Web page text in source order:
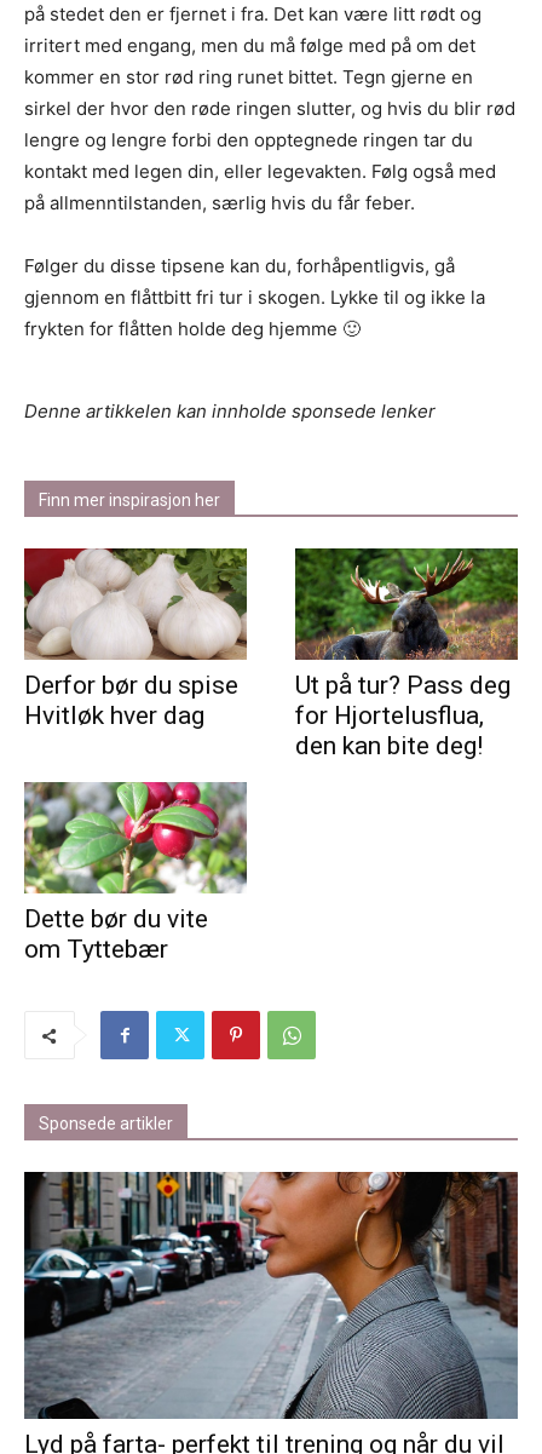
på stedet den er fjernet i fra. Det kan være litt rødt og
irritert med engang, men du må følge med på om det
kommer en stor rød ring runet bittet. Tegn gjerne en
sirkel der hvor den røde ringen slutter, og hvis du blir rød
lengre og lengre forbi den opptegnede ringen tar du
kontakt med legen din, eller legevakten. Følg også med
på allmenntilstanden, særlig hvis du får feber.
Følger du disse tipsene kan du, forhåpentligvis, gå
gjennom en flåttbitt fri tur i skogen. Lykke til og ikke la
frykten for flåtten holde deg hjemme 🙂
Denne artikkelen kan innholde sponsede lenker
Finn mer inspirasjon her
Derfor bør du spise
Hvitløk hver dag
Ut på tur? Pass deg
for Hjortelusflua,
den kan bite deg!
Dette bør du vite
om Tyttebær
Sponsede artikler
Lyd på farta- perfekt til trening og når du vil